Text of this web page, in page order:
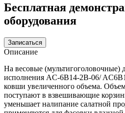
Бесплатная
оборудования
Записаться
Описание
На весовые (мультигоголовочные)
исполнения AC-6B14-2B-06/
ковши увеличенного объема.
поступают в взвешивающие
уменьшает налипание салатной